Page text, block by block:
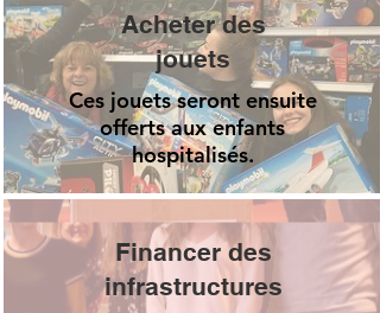
Acheter des
jouets
Ces jouets seront ensuite
offerts aux enfants
hospitalisés.
Financer des
infrastructures